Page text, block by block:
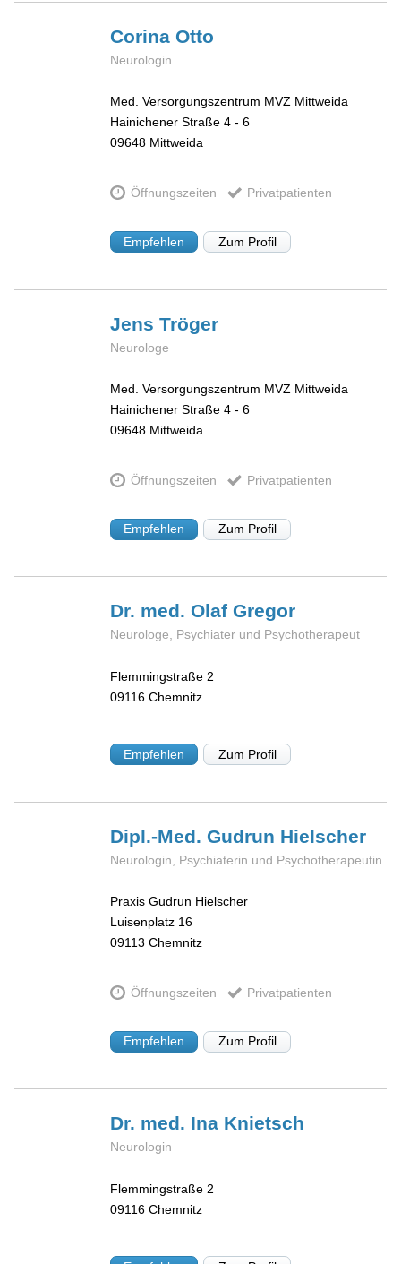
Corina Otto
Neurologin
Med. Versorgungszentrum MVZ Mittweida
Hainichener Straße 4 - 6
09648 Mittweida
Öffnungszeiten Privatpatienten
Empfehlen Zum Profil
JensTröger
Neurologe
Med. Versorgungszentrum MVZ Mittweida
Hainichener Straße 4 - 6
09648 Mittweida
Öffnungszeiten Privatpatienten
Empfehlen Zum Profil
Dr. med. OlafGregor
Neurologe, Psychiater und Psychotherapeut
Flemmingstraße 2
09116 Chemnitz
Empfehlen Zum Profil
Dipl.-Med. Gudrun Hielscher
Neurologin, Psychiaterin und Psychotherapeutin
Praxis Gudrun Hielscher
Luisenplatz 16
09113 Chemnitz
Öffnungszeiten Privatpatienten
Empfehlen Zum Profil
Dr. med. Ina Knietsch
Neurologin
Flemmingstraße 2
09116 Chemnitz